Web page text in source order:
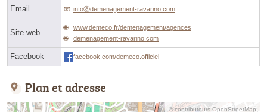
Email infoⓐdemenagement-ravarino.com
Site web
www.demeco.fr/demenagement/agences
demenagement-ravarino.com
Facebook facebook.com/demeco.officiel
Plan et adresse
© contributeurs OpenStreetMap